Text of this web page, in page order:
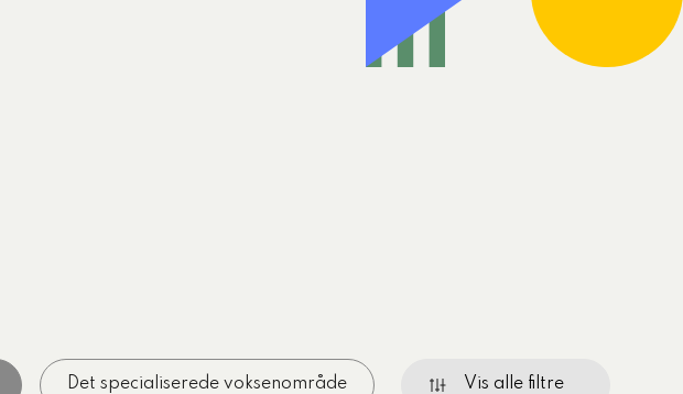
Det specialiserede voksenområde Vis alle filtre